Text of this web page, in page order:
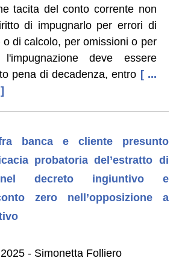
tacita del conto corrente non
di impugnarlo per errori di
o di calcolo, per omissioni o per
l'impugnazione deve essere
pena di decadenza, entro [ ...
banca e cliente presunto
probatoria del’estratto di
nel decreto ingiuntivo e
zero nell’opposizione a
- Simonetta Folliero